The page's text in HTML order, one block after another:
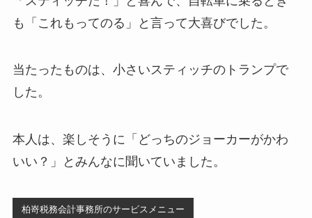
も「これもってのる」と言って大喜びでした。
当たったものは、小さいスティッチのトランプで
した。
本人は、楽しそうに「どっちのジョーカーがかわ
いい？」とみんなに聞いていました。
柏嵜税務会計事務所のサービスメニュー